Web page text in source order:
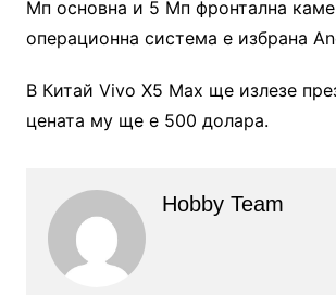
Мп основна и 5 Мп фронтална
операционна система е избрана
В Китай Vivo X5 Max ще излезе
цената му ще е 500 долара.
Hobby Team